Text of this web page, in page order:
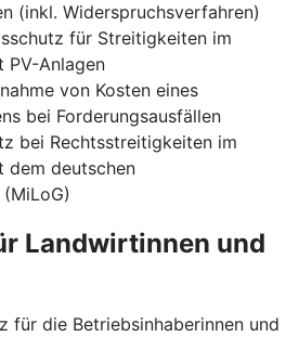
(inkl. Widerspruchsverfahren)
für Streitigkeiten im
PV-Anlagen
von Kosten eines
bei Forderungsausfällen
bei Rechtsstreitigkeiten im
dem deutschen
Landwirtinnen und
für die Betriebsinhaberinnen und